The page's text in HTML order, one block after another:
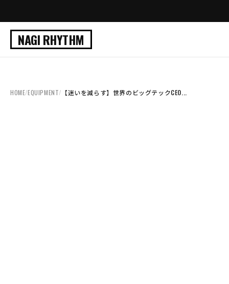
NAGI RHYTHM
HOME/EQUIPMENT/ 【迷いを減らす】世界のビッグテックCEO...